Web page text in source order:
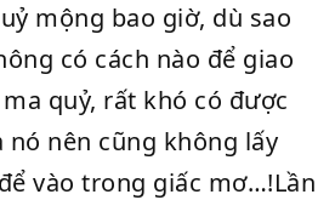
mộng bao giờ, dù sao
có cách nào để giao
quỷ, rất khó có được
nên cũng không lấy
vào trong giấc mơ…!Lần